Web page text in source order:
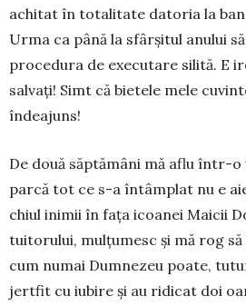
achitat în totalitate datoria la
Urma ca până la sfâr­șitul anului
procedura de executare si­lită. E
salvați! Simt că bietele mele
îndeajuns!
De două săptămâni mă aflu într-
parcă tot ce s-a întâmplat nu e
chiul inimii în fața icoanei Maicii
tuitorului, mulțumesc și mă rog să
cum numai Dumnezeu poate,
jertfit cu iubire și au ridicat doi